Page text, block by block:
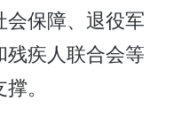
保障、退役军
残疾人联合会等
。